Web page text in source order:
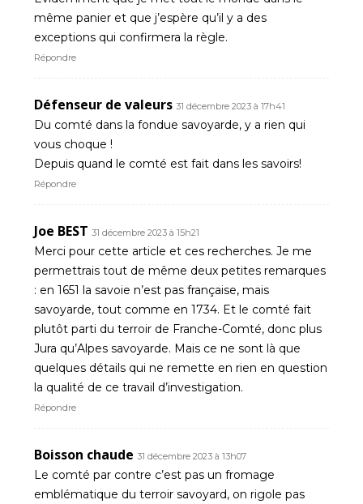
même panier et que j’espère qu’il y a des
exceptions qui confirmera la règle.
Répondre
Défenseur de valeurs 31 décembre 2023 à 17h41
Du comté dans la fondue savoyarde, y a rien qui
vous choque !
Depuis quand le comté est fait dans les savoirs!
Répondre
Joe BEST 31 décembre 2023 à 15h21
Merci pour cette article et ces recherches. Je me
permettrais tout de même deux petites remarques
: en 1651 la savoie n’est pas française, mais
savoyarde, tout comme en 1734. Et le comté fait
plutôt parti du terroir de Franche-Comté, donc plus
Jura qu’Alpes savoyarde. Mais ce ne sont là que
quelques détails qui ne remette en rien en question
la qualité de ce travail d’investigation.
Répondre
Boisson chaude 31 décembre 2023 à 13h07
Le comté par contre c’est pas un fromage
emblématique du terroir savoyard, on rigole pas